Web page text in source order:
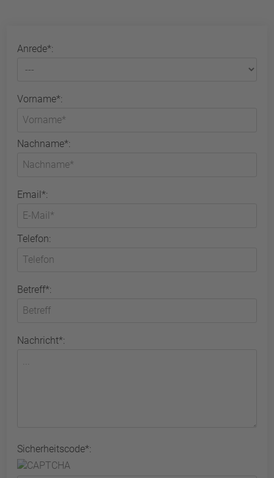
Anrede*:
Vorname*:
Nachname*:
Email*:
Telefon:
Betreff*:
Nachricht*:
Sicherheitscode*: